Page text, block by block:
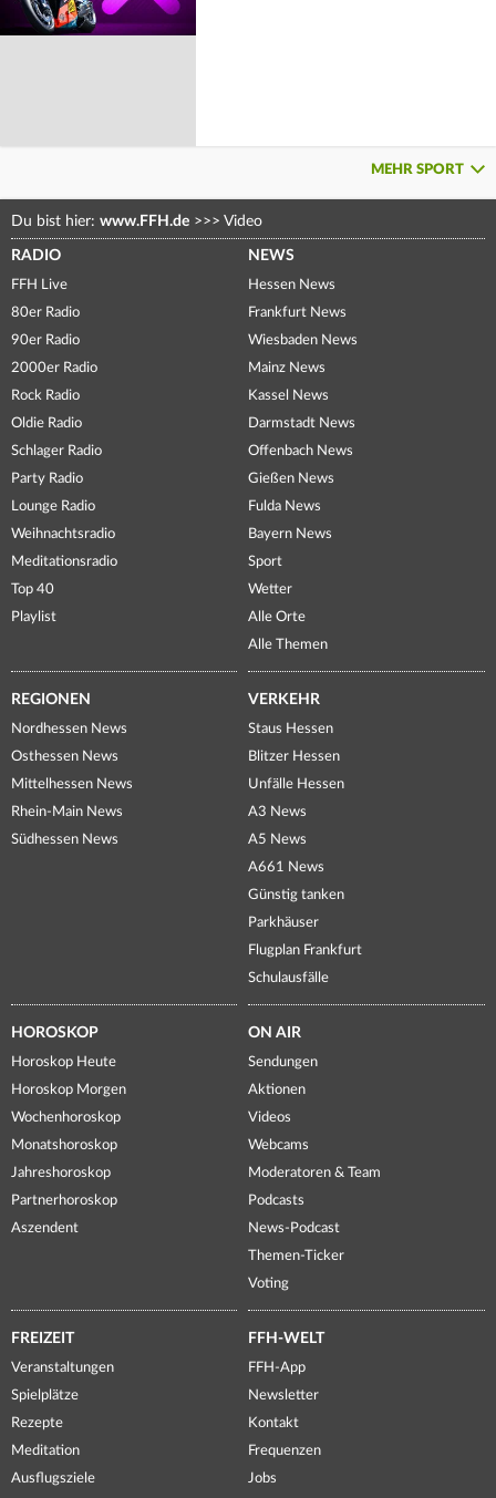
MEHR SPORT
Du bist hier: www.FFH.de >>> Video
RADIO
FFH Live
80er Radio
90er Radio
2000er Radio
Rock Radio
Oldie Radio
Schlager Radio
Party Radio
Lounge Radio
Weihnachtsradio
Meditationsradio
Top 40
Playlist
NEWS
Hessen News
Frankfurt News
Wiesbaden News
Mainz News
Kassel News
Darmstadt News
Offenbach News
Gießen News
Fulda News
Bayern News
Sport
Wetter
Alle Orte
Alle Themen
REGIONEN
Nordhessen News
Osthessen News
Mittelhessen News
Rhein-Main News
Südhessen News
VERKEHR
Staus Hessen
Blitzer Hessen
Unfälle Hessen
A3 News
A5 News
A661 News
Günstig tanken
Parkhäuser
Flugplan Frankfurt
Schulausfälle
HOROSKOP
Horoskop Heute
Horoskop Morgen
Wochenhoroskop
Monatshoroskop
Jahreshoroskop
Partnerhoroskop
Aszendent
ON AIR
Sendungen
Aktionen
Videos
Webcams
Moderatoren & Team
Podcasts
News-Podcast
Themen-Ticker
Voting
FREIZEIT
Veranstaltungen
Spielplätze
Rezepte
Meditation
Ausflugsziele
FFH-WELT
FFH-App
Newsletter
Kontakt
Frequenzen
Jobs